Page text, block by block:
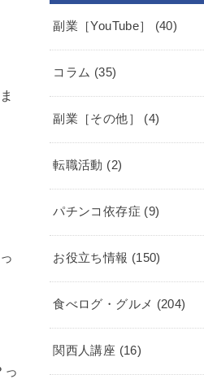
っ
副業［YouTube］ (40)
コラム (35)
副業［その他］ (4)
転職活動 (2)
パチンコ依存症 (9)
お役立ち情報 (150)
食べログ・グルメ (204)
関西人講座 (16)